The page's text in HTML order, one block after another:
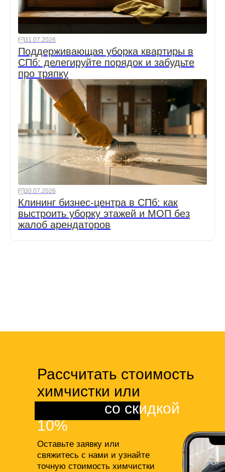
31.07.2026
Поддерживающая уборка квартиры в
СПб: делегируйте порядок и забудьте
про тряпку
30.07.2026
Клининг бизнес-центра в СПб: как
выстроить уборку этажей и МОП без
жалоб арендаторов
Оставьте заявку или
свяжитесь с нами и узнайте
точную стоимость химчистки
Рассчитать стоимость
химчистки или
со скидкой
10%